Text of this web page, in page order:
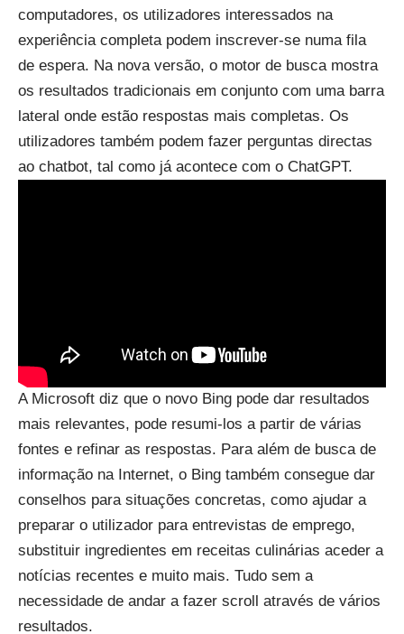
computadores, os utilizadores interessados na
experiência completa podem inscrever-se numa fila
de espera. Na nova versão, o motor de busca mostra
os resultados tradicionais em conjunto com uma barra
lateral onde estão respostas mais completas. Os
utilizadores também podem fazer perguntas directas
ao chatbot, tal como já acontece com o ChatGPT.
A Microsoft diz que o novo Bing pode dar resultados
mais relevantes, pode resumi-los a partir de várias
fontes e refinar as respostas. Para além de busca de
informação na Internet, o Bing também consegue dar
conselhos para situações concretas, como ajudar a
preparar o utilizador para entrevistas de emprego,
substituir ingredientes em receitas culinárias aceder a
notícias recentes e muito mais. Tudo sem a
necessidade de andar a fazer scroll através de vários
resultados.